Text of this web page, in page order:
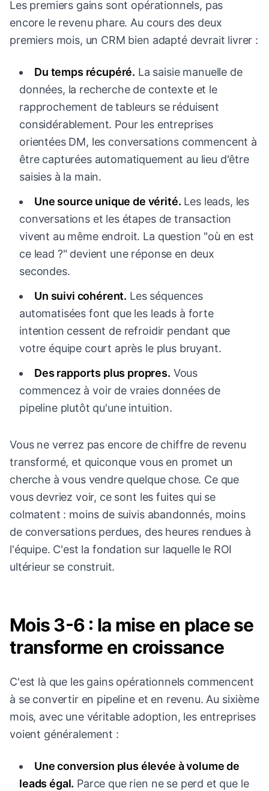
Les premiers gains sont opérationnels, pas
encore le revenu phare. Au cours des deux
premiers mois, un CRM bien adapté devrait livrer :
Du temps récupéré. La saisie manuelle de
données, la recherche de contexte et le
rapprochement de tableurs se réduisent
considérablement. Pour les entreprises
orientées DM, les conversations commencent à
être capturées automatiquement au lieu d'être
saisies à la main.
Une source unique de vérité. Les leads, les
conversations et les étapes de transaction
vivent au même endroit. La question "où en est
ce lead ?" devient une réponse en deux
secondes.
Un suivi cohérent. Les séquences
automatisées font que les leads à forte
intention cessent de refroidir pendant que
votre équipe court après le plus bruyant.
Des rapports plus propres. Vous
commencez à voir de vraies données de
pipeline plutôt qu'une intuition.
Vous ne verrez pas encore de chiffre de revenu
transformé, et quiconque vous en promet un
cherche à vous vendre quelque chose. Ce que
vous devriez voir, ce sont les fuites qui se
colmatent : moins de suivis abandonnés, moins
de conversations perdues, des heures rendues à
l'équipe. C'est la fondation sur laquelle le ROI
ultérieur se construit.
Mois 3-6 : la mise en place se
transforme en croissance
C'est là que les gains opérationnels commencent
à se convertir en pipeline et en revenu. Au sixième
mois, avec une véritable adoption, les entreprises
voient généralement :
Une conversion plus élevée à volume de
leads égal. Parce que rien ne se perd et que le